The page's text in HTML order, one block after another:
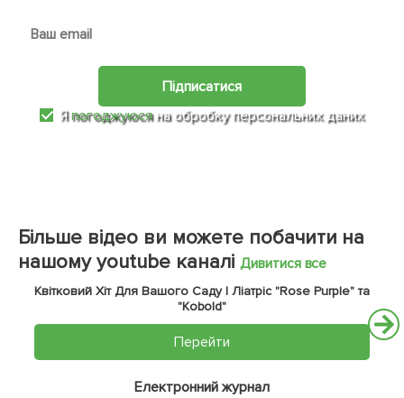
Підписатися
Япогоджуюсяна обробку персональних даних
Більше відео ви можете побачити на
нашому youtube каналі Дивитися все
Квітковий Хіт Для Вашого Саду | Ліатріс "Rose Purple" та
"Kobold"
Перейти
Електронний журнал